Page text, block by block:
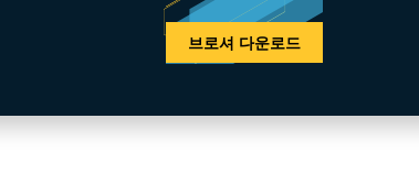
브로셔 다운로드